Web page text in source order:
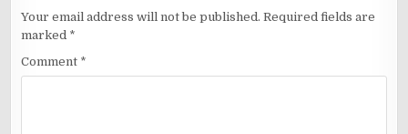
Your email address will not be published. Required fields are
marked *
Comment *